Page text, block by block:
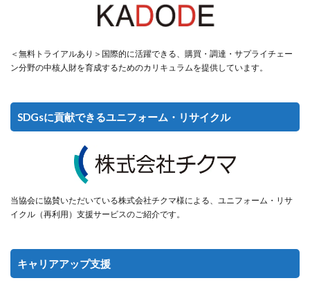
＜無料トライアルあり＞国際的に活躍できる、購買・調達・サプライチェー
ン分野の中核人財を育成するためのカリキュラムを提供しています。
SDGsに貢献できるユニフォーム・リサイクル
当協会に協賛いただいている株式会社チクマ様による、ユニフォーム・リサ
イクル（再利用）支援サービスのご紹介です。
キャリアアップ支援